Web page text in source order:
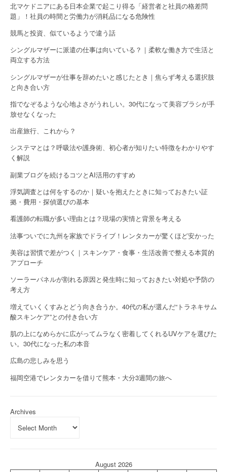
o
n
北マケドニアにある日本企業で起こり得る「経営者と社員の格差問
題」！社員の時間と労働力が消耗品になる危険性
競馬と投資、似ているようで違う話
シングルマザーに派遣の仕事は向いている？｜柔軟な働き方で生活と
両立する方法
シングルマザーが仕事を辞めたいと感じたとき｜焦らず考える選択肢
と向き合い方
指でなぞるような心地よさがうれしい。30代になって美容ブラシが手
放せなくなった
出産旅行、これから？
システマとは？呼吸法や護身術、初心者が知りたい特徴をわかりやす
く解説
副業ブログを続けるコツとAI活用のすすめ
浮気調査とは何をするのか｜疑いを抱えたときに知っておきたい証
拠・費用・探偵選びの基本
看護師の転職が多い理由とは？現場の実情と背景を考える
法事ついでに九州を家族でドライブ！レンタカーが驚くほど安かった
美容は習慣で差がつく｜スキンケア・食事・生活改善で整える本質的
アプローチ
ソーラーパネルが割れる原因と発生時に知っておきたい対処や予防の
考え方
増えていくくすみとどう向き合うか。40代の私が選んだ“トラネキサム
酸スキンケア”との付き合い方
肌の上になめらかに広がってムラなく密着してくれるUVケアを選びた
い。30代になった私の本音
広島の悲しみを思う
福岡空港でレンタカーを借りて熊本・大分3週間の旅へ
Archives
August 2026